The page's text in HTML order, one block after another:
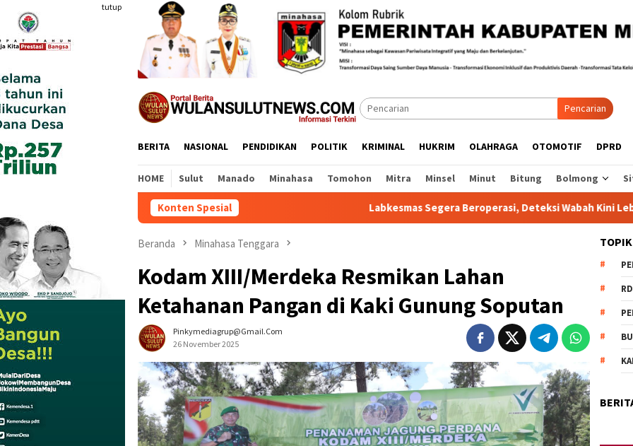
konten
tutup
Pencarian
BERITA NASIONAL PENDIDIKAN POLITIK KRIMINAL HUKRIM OLAHRAGA OTOMOTIF DPRD
HOME Sulut Manado Minahasa Tomohon Mitra Minsel Minut Bitung Bolmong
Konten Spesial Labkesmas Segera Beroperasi, Deteksi Wabah Kini Lebih Cepat
Beranda Minahasa Tenggara
Kodam XIII/Merdeka Resmikan Lahan
Ketahanan Pangan di Kaki Gunung Soputan
Pinkymediagrup@gmail.com
26 November 2025